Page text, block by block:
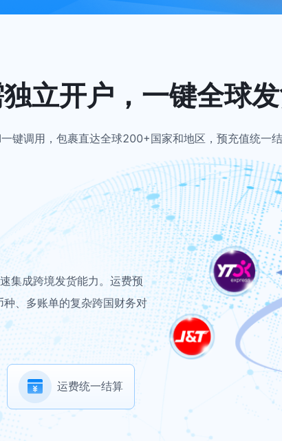
立开户，一键全球
键调用，包裹直达全球200+国家和地区，预充值统一
集成跨境发货能力。运费预
、多账单的复杂跨国财务对
运费统一结算